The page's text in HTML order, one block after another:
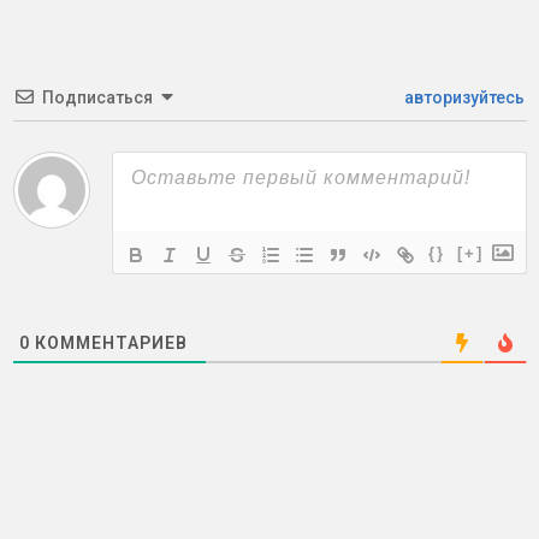
Подписаться авторизуйтесь
{} [+]
0 КОММЕНТАРИЕВ